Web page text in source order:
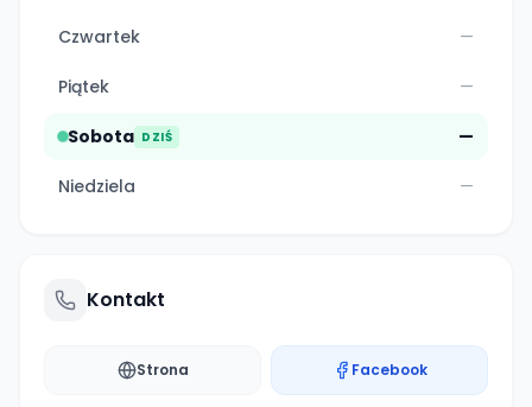
Czwartek —
Piątek —
Sobota DZIŚ —
Niedziela —
Kontakt
Strona Facebook